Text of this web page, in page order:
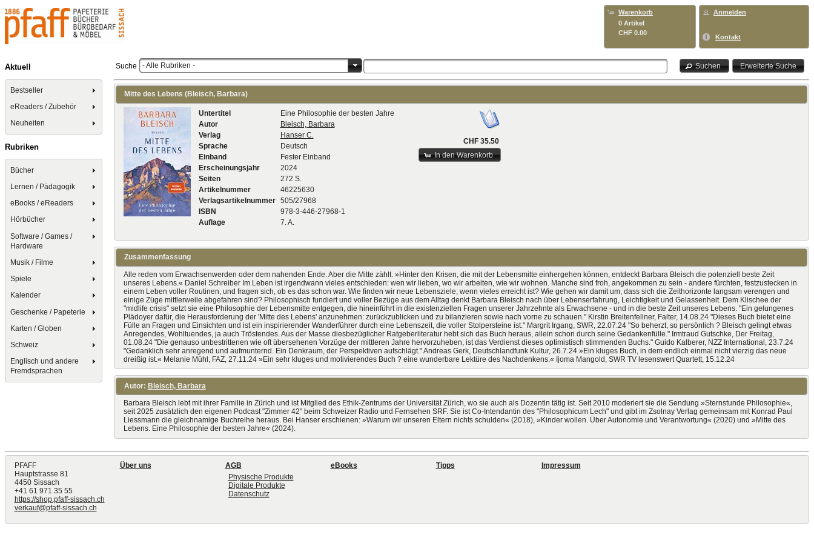
Warenkorb
0 Artikel
CHF 0.00
Anmelden
Kontakt
Aktuell
Bestseller
eReaders / Zubehör
Neuheiten
Rubriken
Bücher
Lernen / Pädagogik
eBooks / eReaders
Hörbücher
Software / Games /
Hardware
Musik / Filme
Spiele
Kalender
Geschenke / Papeterie
Karten / Globen
Schweiz
Englisch und andere
Fremdsprachen
Suche - Alle Rubriken - Suchen Erweiterte Suche
Mitte des Lebens (Bleisch, Barbara)
Untertitel
Eine Philosophie der besten Jahre
Autor
Bleisch, Barbara
Verlag
Hanser C.
Sprache
Deutsch
Einband
Fester Einband
Erscheinungsjahr
2024
Seiten
272 S.
Artikelnummer
46225630
Verlagsartikelnummer
505/27968
ISBN
978-3-446-27968-1
Auflage
7. A.
CHF 35.50
In den Warenkorb
Zusammenfassung
Alle reden vom Erwachsenwerden oder dem nahenden Ende. Aber die Mitte zählt. »Hinter den Krisen, die mit der Lebensmitte einhergehen können, entdeckt Barbara Bleisch die potenziell beste Zeit
unseres Lebens.« Daniel Schreiber Im Leben ist irgendwann vieles entschieden: wen wir lieben, wo wir arbeiten, wie wir wohnen. Manche sind froh, angekommen zu sein - andere fürchten, festzustecken in
einem Leben voller Routinen, und fragen sich, ob es das schon war. Wie finden wir neue Lebensziele, wenn vieles erreicht ist? Wie gehen wir damit um, dass sich die Zeithorizonte langsam verengen und
einige Züge mittlerweile abgefahren sind? Philosophisch fundiert und voller Bezüge aus dem Alltag denkt Barbara Bleisch nach über Lebenserfahrung, Leichtigkeit und Gelassenheit. Dem Klischee der
"midlife crisis" setzt sie eine Philosophie der Lebensmitte entgegen, die hineinführt in die existenziellen Fragen unserer Jahrzehnte als Erwachsene - und in die beste Zeit unseres Lebens. "Ein gelungenes
Plädoyer dafür, die Herausforderung der 'Mitte des Lebens' anzunehmen: zurückzublicken und zu bilanzieren sowie nach vorne zu schauen." Kirstin Breitenfellner, Falter, 14.08.24 "Dieses Buch bietet eine
Fülle an Fragen und Einsichten und ist ein inspirierender Wanderführer durch eine Lebenszeit, die voller Stolpersteine ist." Margrit Irgang, SWR, 22.07.24 "So beherzt, so persönlich ? Bleisch gelingt etwas
Anregendes, Wohltuendes, ja auch Tröstendes. Aus der Masse diesbezüglicher Ratgeberliteratur hebt sich das Buch heraus, allein schon durch seine Gedankenfülle." Irmtraud Gutschke, Der Freitag,
01.08.24 "Die genauso unbestrittenen wie oft übersehenen Vorzüge der mittleren Jahre hervorzuheben, ist das Verdienst dieses optimistisch stimmenden Buchs." Guido Kalberer, NZZ International, 23.7.24
"Gedanklich sehr anregend und aufmunternd. Ein Denkraum, der Perspektiven aufschlägt." Andreas Gerk, Deutschlandfunk Kultur, 26.7.24 »Ein kluges Buch, in dem endlich einmal nicht vierzig das neue
dreißig ist.« Melanie Mühl, FAZ, 27.11.24 »Ein sehr kluges und motivierendes Buch ? eine wunderbare Lektüre des Nachdenkens.« Ijoma Mangold, SWR TV lesenswert Quartett, 15.12.24
Autor: Bleisch, Barbara
Barbara Bleisch lebt mit ihrer Familie in Zürich und ist Mitglied des Ethik-Zentrums der Universität Zürich, wo sie auch als Dozentin tätig ist. Seit 2010 moderiert sie die Sendung »Sternstunde Philosophie«,
seit 2025 zusätzlich den eigenen Podcast "Zimmer 42" beim Schweizer Radio und Fernsehen SRF. Sie ist Co-Intendantin des "Philosophicum Lech" und gibt im Zsolnay Verlag gemeinsam mit Konrad Paul
Liessmann die gleichnamige Buchreihe heraus. Bei Hanser erschienen: »Warum wir unseren Eltern nichts schulden« (2018), »Kinder wollen. Über Autonomie und Verantwortung« (2020) und »Mitte des
Lebens. Eine Philosophie der besten Jahre« (2024).
PFAFF
Hauptstrasse 81
4450 Sissach
+41 61 971 35 55
https://shop.pfaff-sissach.ch
verkauf@pfaff-sissach.ch
Über uns
AGB
Physische Produkte
Digitale Produkte
Datenschutz
eBooks Tipps Impressum